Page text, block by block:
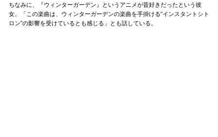
ちなみに、『ウィンターガーデン』というアニメが昔好きだったという彼
女。「この楽曲は、ウィンターガーデンの楽曲を手掛ける“インスタントシト
ロン”の影響を受けているとも感じる」とも話している。